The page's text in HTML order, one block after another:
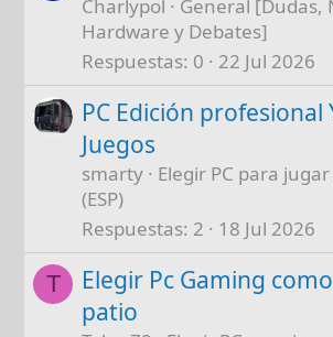
Charlypol
General [Dudas,
Hardware y Debates]
Respuestas 0 22 Jul 2026
PC Edición profesional
Juegos
smarty
Elegir PC para
(ESP)
Respuestas 2 18 Jul 2026
T
Elegir Pc Gaming
patio